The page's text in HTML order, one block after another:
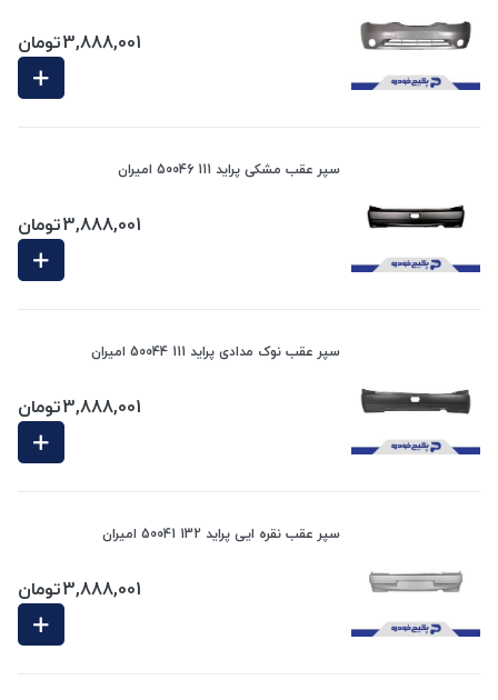
3,888,001تومان
سپر عقب مشکی پراید 111 50046 امیران
3,888,001تومان
سپر عقب نوک مدادی پراید 111 50044 امیران
3,888,001تومان
سپر عقب نقره ایی پراید 132 50041 امیران
3,888,001تومان